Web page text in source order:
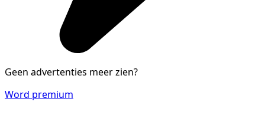
Geen advertenties meer zien?
Word premium